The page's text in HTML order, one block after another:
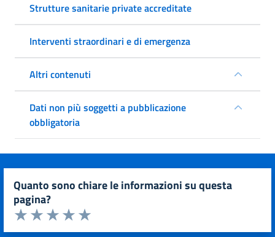
Strutture sanitarie private accreditate
Interventi straordinari e di emergenza
Altri contenuti
Dati non più soggetti a pubblicazione
obbligatoria
quanto sono chiare le informazioni su questa
pagina?
Valuta da 1 a 5 stelle la pagina
Valuta 5 stelle su 5
Valuta 4 stelle su 5
Valuta 3 stelle su 5
Valuta 2 stelle su 5
Valuta 1 stelle su 5